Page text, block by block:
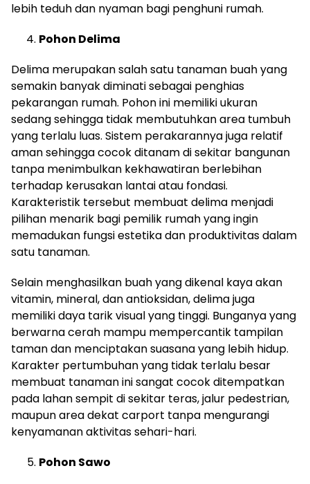
lebih teduh dan nyaman bagi penghuni rumah.
Pohon Delima
Delima merupakan salah satu tanaman buah yang
semakin banyak diminati sebagai penghias
pekarangan rumah. Pohon ini memiliki ukuran
sedang sehingga tidak membutuhkan area tumbuh
yang terlalu luas. Sistem perakarannya juga relatif
aman sehingga cocok ditanam di sekitar bangunan
tanpa menimbulkan kekhawatiran berlebihan
terhadap kerusakan lantai atau fondasi.
Karakteristik tersebut membuat delima menjadi
pilihan menarik bagi pemilik rumah yang ingin
memadukan fungsi estetika dan produktivitas dalam
satu tanaman.
Selain menghasilkan buah yang dikenal kaya akan
vitamin, mineral, dan antioksidan, delima juga
memiliki daya tarik visual yang tinggi. Bunganya yang
berwarna cerah mampu mempercantik tampilan
taman dan menciptakan suasana yang lebih hidup.
Karakter pertumbuhan yang tidak terlalu besar
membuat tanaman ini sangat cocok ditempatkan
pada lahan sempit di sekitar teras, jalur pedestrian,
maupun area dekat carport tanpa mengurangi
kenyamanan aktivitas sehari-hari.
Pohon Sawo